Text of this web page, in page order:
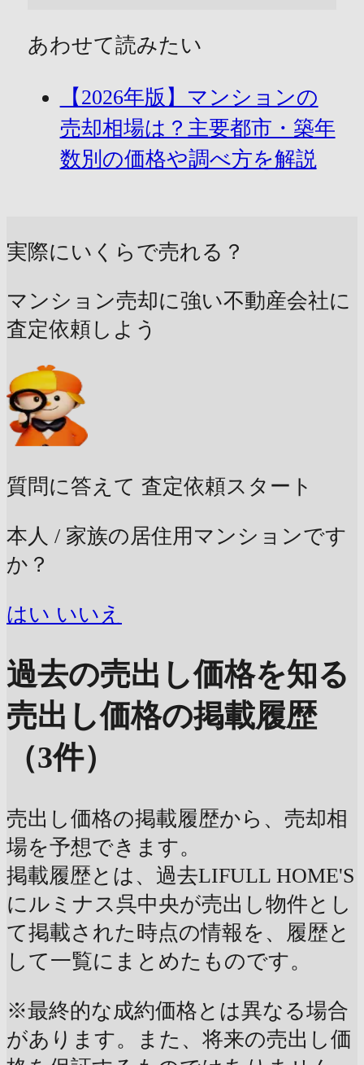
あわせて読みたい
【2026年版】マンションの
売却相場は？主要都市・築年
数別の価格や調べ方を解説
実際にいくらで売れる？
マンション売却に強い不動産会社に
査定依頼しよう
質問に答えて 査定依頼スタート
本人 / 家族の居住用マンションです
か？
はい いいえ
過去の売出し価格を知る
売出し価格の掲載履歴
（3件）
売出し価格の掲載履歴から、売却相
場を予想できます。
掲載履歴とは、過去LIFULL HOME'S
にルミナス呉中央が売出し物件とし
て掲載された時点の情報を、履歴と
して一覧にまとめたものです。
※最終的な成約価格とは異なる場合
があります。また、将来の売出し価